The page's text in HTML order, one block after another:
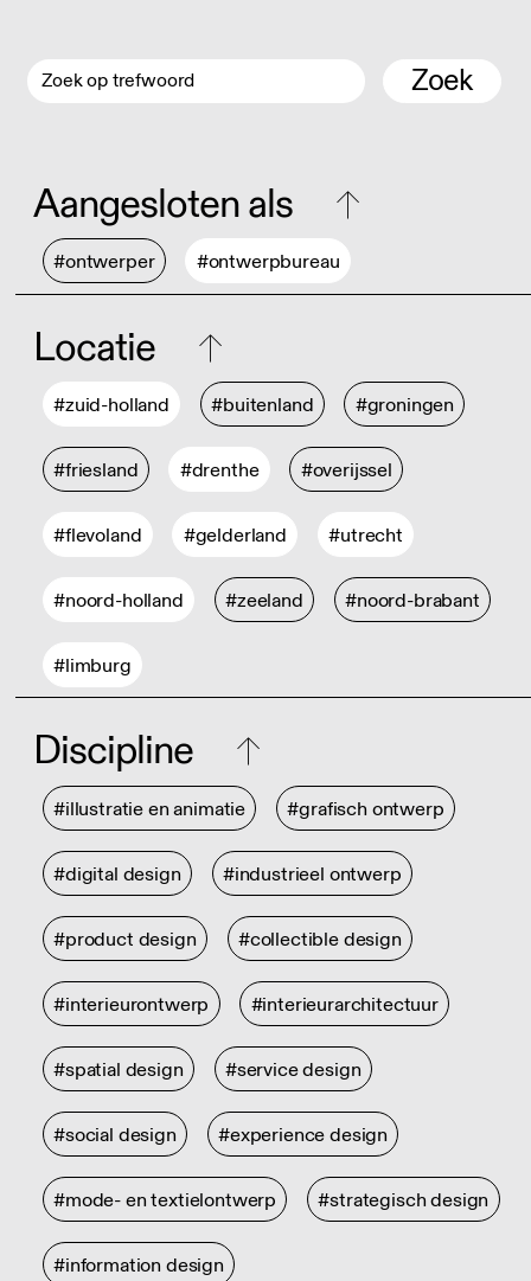
Zoek
Aangesloten als
#ontwerper #ontwerpbureau
Locatie
#zuid-holland #buitenland #groningen
#friesland #drenthe #overijssel
#flevoland #gelderland #utrecht
#noord-holland #zeeland #noord-brabant
#limburg
Discipline
#illustratie en animatie #grafisch ontwerp
#digital design #industrieel ontwerp
#product design #collectible design
#interieurontwerp #interieurarchitectuur
#spatial design #service design
#social design #experience design
#mode- en textielontwerp #strategisch design
#information design